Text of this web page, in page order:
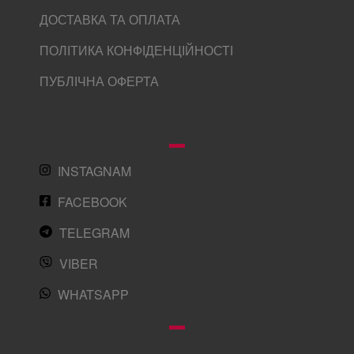
ДОСТАВКА ТА ОПЛАТА
ПОЛІТИКА КОНФІДЕНЦІЙНОСТІ
ПУБЛІЧНА ОФЕРТА
INSTAGNAM
FACEBOOK
TELEGRAM
VIBER
WHATSAPP